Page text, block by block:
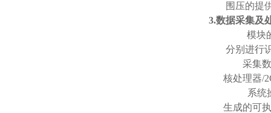
围压的提
3.数据采集及
模块
分别进行
采集
核处理器/
系统
生成的可